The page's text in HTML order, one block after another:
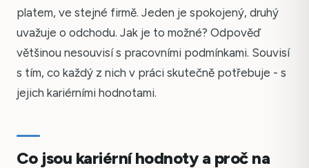
platem, ve stejné firmě. Jeden je spokojený, druhý
uvažuje o odchodu. Jak je to možné? Odpověď
většinou nesouvisí s pracovními podmínkami. Souvisí
s tím, co každý z nich v práci skutečně potřebuje - s
jejich kariérními hodnotami.
Co jsou kariérní hodnoty a proč na